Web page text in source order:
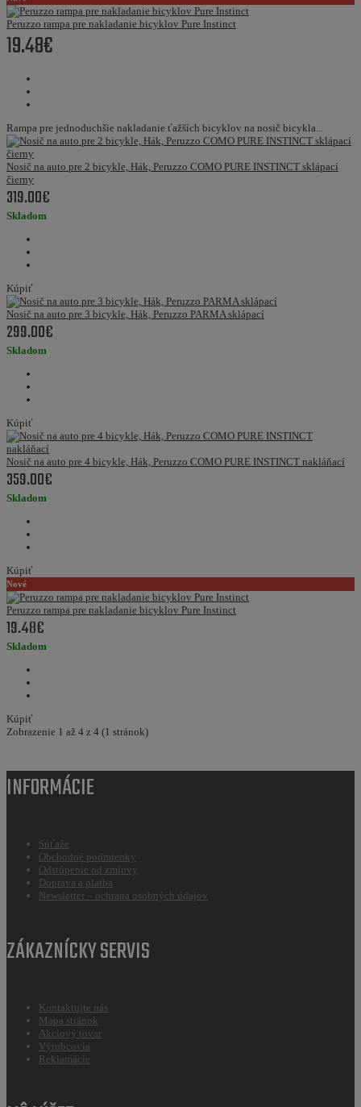
Peruzzo rampa pre nakladanie bicyklov Pure Instinct
19.48€
Rampa pre jednoduchšie nakladanie ťažších bicyklov na nosič bicykla...
Nosič na auto pre 2 bicykle, Hák, Peruzzo COMO PURE INSTINCT sklápací
čierny
319.00€
Skladom
Kúpiť
Nosič na auto pre 3 bicykle, Hák, Peruzzo PARMA sklápací
299.00€
Skladom
Kúpiť
Nosič na auto pre 4 bicykle, Hák, Peruzzo COMO PURE INSTINCT nakláňací
359.00€
Skladom
Kúpiť
Nové
Peruzzo rampa pre nakladanie bicyklov Pure Instinct
19.48€
Skladom
Kúpiť
Zobrazenie 1 až 4 z 4 (1 stránok)
INFORMÁCIE
Súťaže
Obchodné podmienky
Odstúpenie od zmluvy
Doprava a platba
Newsletter – ochrana osobných údajov
ZÁKAZNÍCKY SERVIS
Kontaktujte nás
Mapa stránok
Akciový tovar
Výrobcovia
Reklamácie